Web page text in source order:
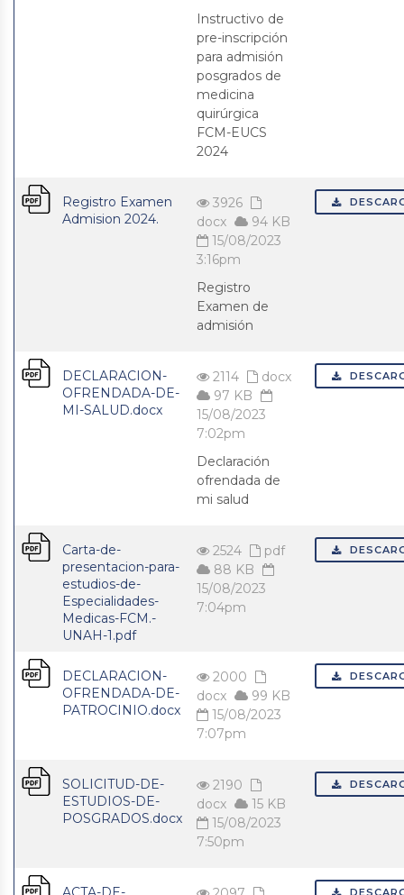
Instructivo de
pre-inscripción
para admisión
posgrados de
medicina
quirúrgica
FCM-EUCS
2024
Registro Examen
Admision 2024.
3926
docx
94 KB
15/08/2023
3:16pm
Registro
Examen de
admisión
DECLARACION-
OFRENDADA-DE-
MI-SALUD.docx
2114
docx
97 KB
15/08/2023
7:02pm
Declaración
ofrendada de
mi salud
Carta-de-
presentacion-para-
estudios-de-
Especialidades-
Medicas-FCM.-
UNAH-1.pdf
2524
pdf
88 KB
15/08/2023
7:04pm
DECLARACION-
OFRENDADA-DE-
PATROCINIO.docx
2000
docx
99 KB
15/08/2023
7:07pm
SOLICITUD-DE-
ESTUDIOS-DE-
POSGRADOS.docx
2190
docx
15 KB
15/08/2023
7:50pm